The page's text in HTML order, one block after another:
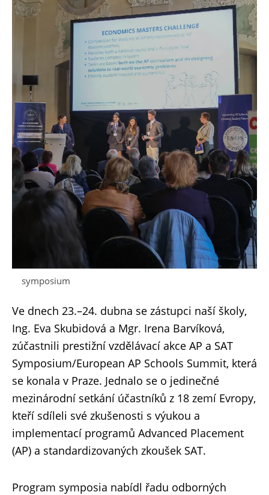
symposium
Ve dnech 23.–24. dubna se zástupci naší školy,
Ing. Eva Skubidová a Mgr. Irena Barvíková,
zúčastnili prestižní vzdělávací akce AP a SAT
Symposium/European AP Schools Summit, která
se konala v Praze. Jednalo se o jedinečné
mezinárodní setkání účastníků z 18 zemí Evropy,
kteří sdíleli své zkušenosti s výukou a
implementací programů Advanced Placement
(AP) a standardizovaných zkoušek SAT.
Program symposia nabídl řadu odborných